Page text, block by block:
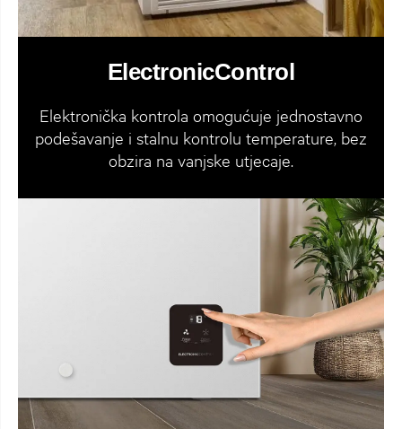
ElectronicControl
Elektronička kontrola omogućuje jednostavno
podešavanje i stalnu kontrolu temperature, bez
obzira na vanjske utjecaje.